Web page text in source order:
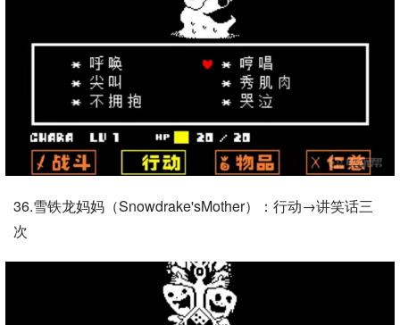
36.雪铁龙妈妈（Snowdrake'sMother）：行动→讲笑话三
次